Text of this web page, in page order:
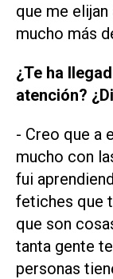
que me elijan
mucho más
¿Te ha
atención?
- Creo que a
mucho con
fui
fetiches que
que son
tanta gente
personas